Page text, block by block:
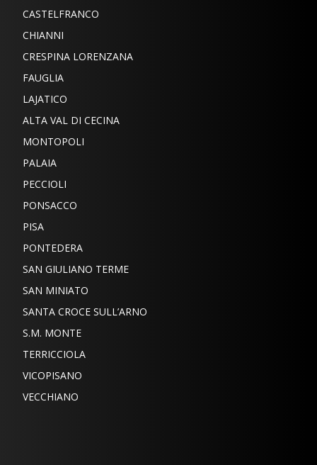
CASTELFRANCO
CHIANNI
CRESPINA LORENZANA
FAUGLIA
LAJATICO
ALTA VAL DI CECINA
MONTOPOLI
PALAIA
PECCIOLI
PONSACCO
PISA
PONTEDERA
SAN GIULIANO TERME
SAN MINIATO
SANTA CROCE SULL’ARNO
S.M. MONTE
TERRICCIOLA
VICOPISANO
VECCHIANO